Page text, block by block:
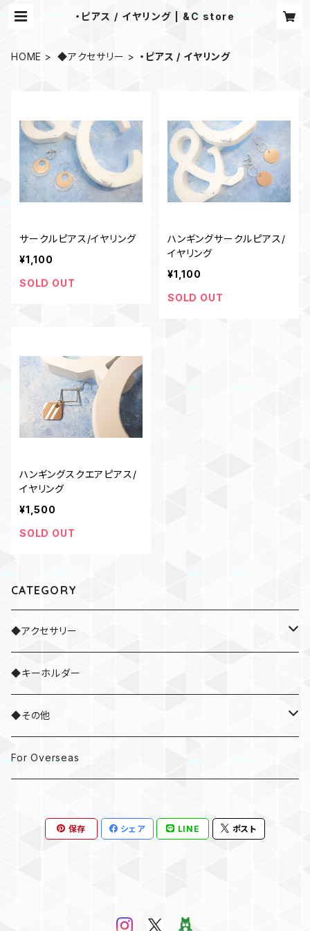
・ピアス / イヤリング | &C store
HOME ◆アクセサリー ・ピアス / イヤリング
サークルピアス/イヤリング
¥1,100
SOLD OUT
ハンギングサークルピアス/
イヤリング
¥1,100
SOLD OUT
ハンギングスクエアピアス/
イヤリング
¥1,500
SOLD OUT
CATEGORY
◆アクセサリー
・ネックレス
・ブレスレット
・ネクタイピン
◆キーホルダー
◆その他
・ドラムスティック
For Overseas
保存 シェア LINE ポスト